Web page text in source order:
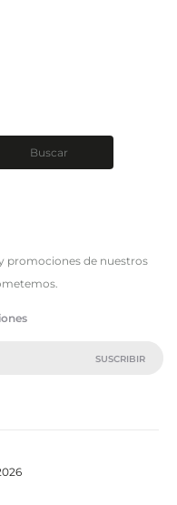
Buscar
promociones de nuestros